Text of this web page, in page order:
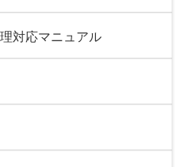
対応マニュアル